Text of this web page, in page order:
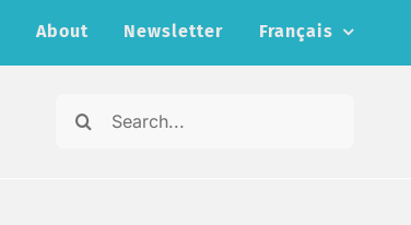
About Newsletter Français
Search